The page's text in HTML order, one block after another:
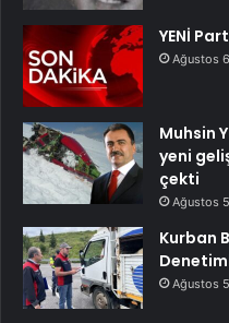
YENİ
Ağustos
Muhsin
yeni
çekti
Ağustos
Kurban
Ağustos